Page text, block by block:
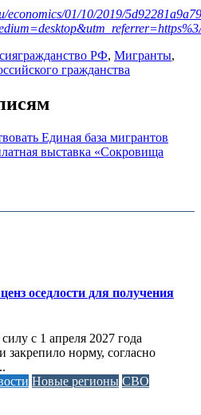
economics/01/10/2019/
гражданство РФ, Мигранты,
гражданства
Единая база мигрантов
выставка «Сокровища
оседлости для получения
с 1 апреля 2027 года
закрепило норму, согласно
Новые регионы СВО